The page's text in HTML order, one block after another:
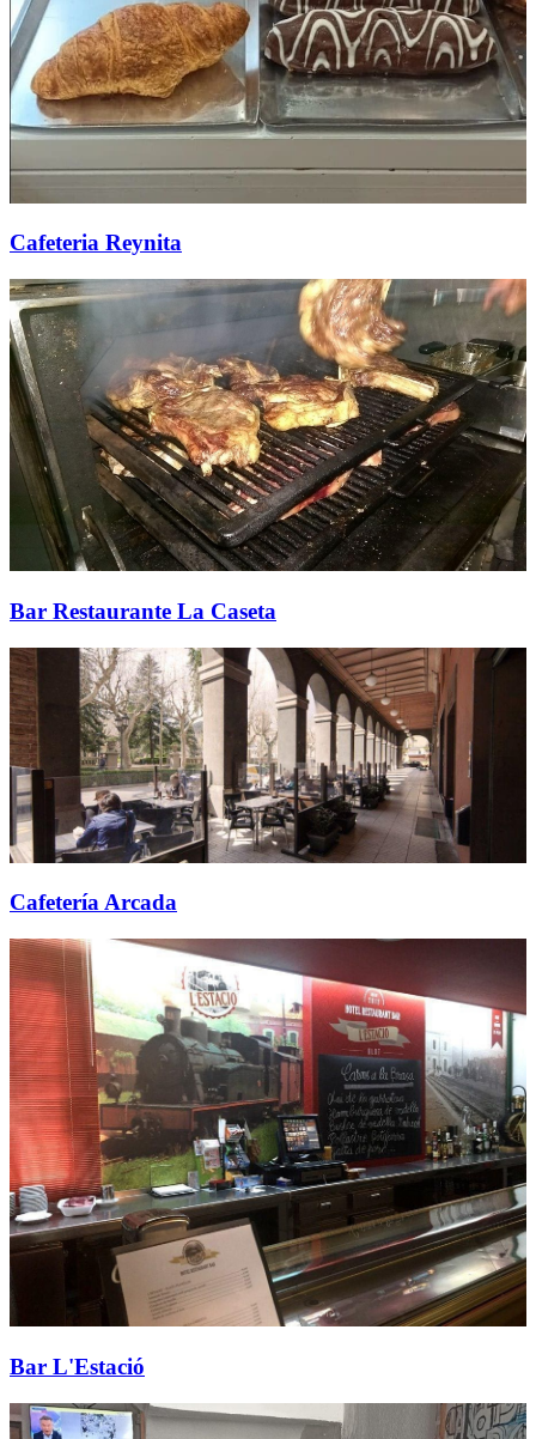
Cafeteria Reynita
Bar Restaurante La Caseta
Cafetería Arcada
Bar L'Estació